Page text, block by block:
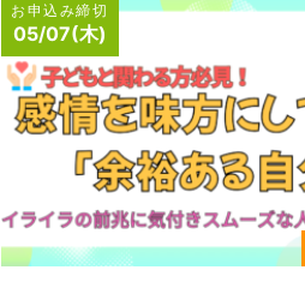
お申込み締切
05/07(木)